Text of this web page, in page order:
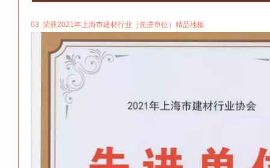
03. 荣获2021年上海市建材行业（先进单位）精品地板